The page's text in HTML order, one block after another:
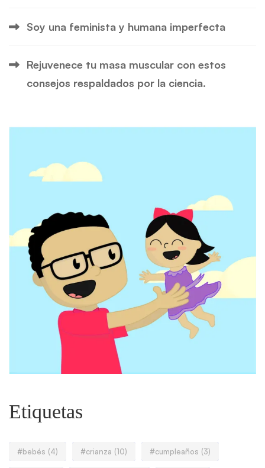
Soy una feminista y humana imperfecta
Rejuvenece tu masa muscular con estos
consejos respaldados por la ciencia.
Etiquetas
#bebés (4) #crianza (10) #cumpleaños (3)